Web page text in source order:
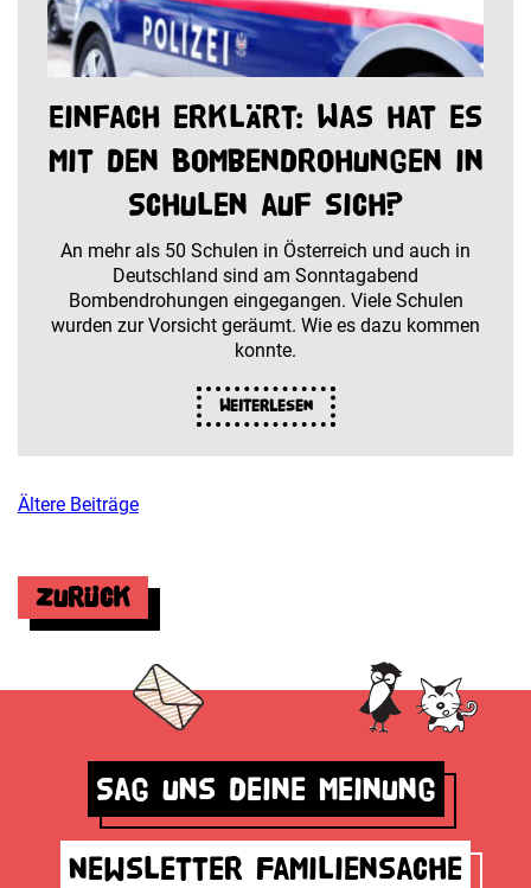
Einfach erklärt: Was hat es
mit den Bombendrohungen in
Schulen auf sich?
An mehr als 50 Schulen in Österreich und auch in
Deutschland sind am Sonntagabend
Bombendrohungen eingegangen. Viele Schulen
wurden zur Vorsicht geräumt. Wie es dazu kommen
konnte.
Weiterlesen
Beitragsnavigation
Ältere Beiträge
Zurück
Sag uns deine Meinung
Newsletter Familiensache